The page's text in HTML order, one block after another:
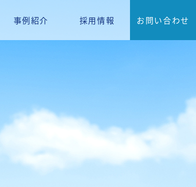
事例紹介 採用情報 お問い合わせ